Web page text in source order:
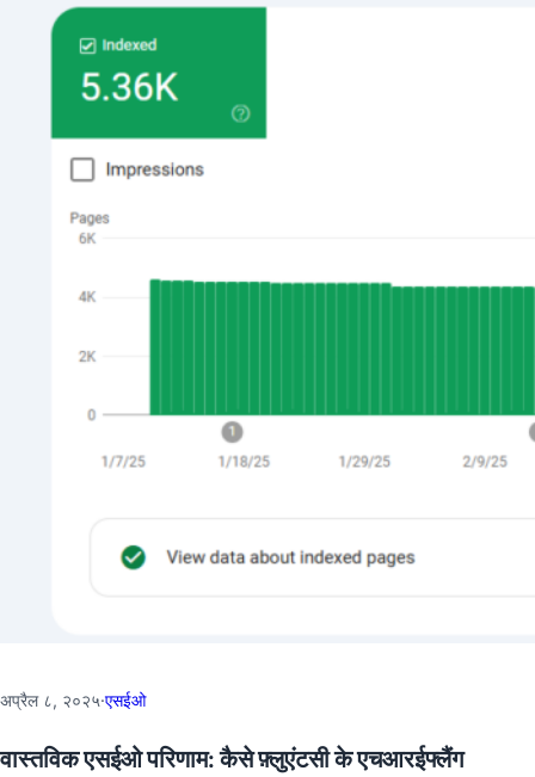
अप्रैल ८, २०२५·एसईओ
वास्तविक एसईओ परिणाम: कैसे फ़्लुएंटसी के एचआरईफ्लैंग